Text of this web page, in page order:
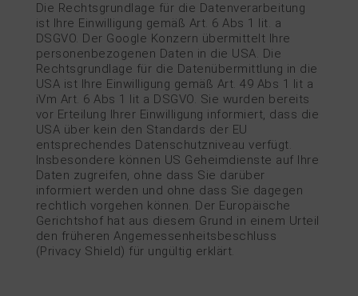
Die Rechtsgrundlage für die Datenverarbeitung
ist Ihre Einwilligung gemäß Art. 6 Abs 1 lit. a
DSGVO. Der Google Konzern übermittelt Ihre
personenbezogenen Daten in die USA. Die
Rechtsgrundlage für die Datenübermittlung in die
USA ist Ihre Einwilligung gemäß Art. 49 Abs 1 lit a
iVm Art. 6 Abs 1 lit a DSGVO. Sie wurden bereits
vor Erteilung Ihrer Einwilligung informiert, dass die
USA über kein den Standards der EU
entsprechendes Datenschutzniveau verfügt.
Insbesondere können US Geheimdienste auf Ihre
Daten zugreifen, ohne dass Sie darüber
informiert werden und ohne dass Sie dagegen
rechtlich vorgehen können. Der Europäische
Gerichtshof hat aus diesem Grund in einem Urteil
den früheren Angemessenheitsbeschluss
(Privacy Shield) für ungültig erklärt.